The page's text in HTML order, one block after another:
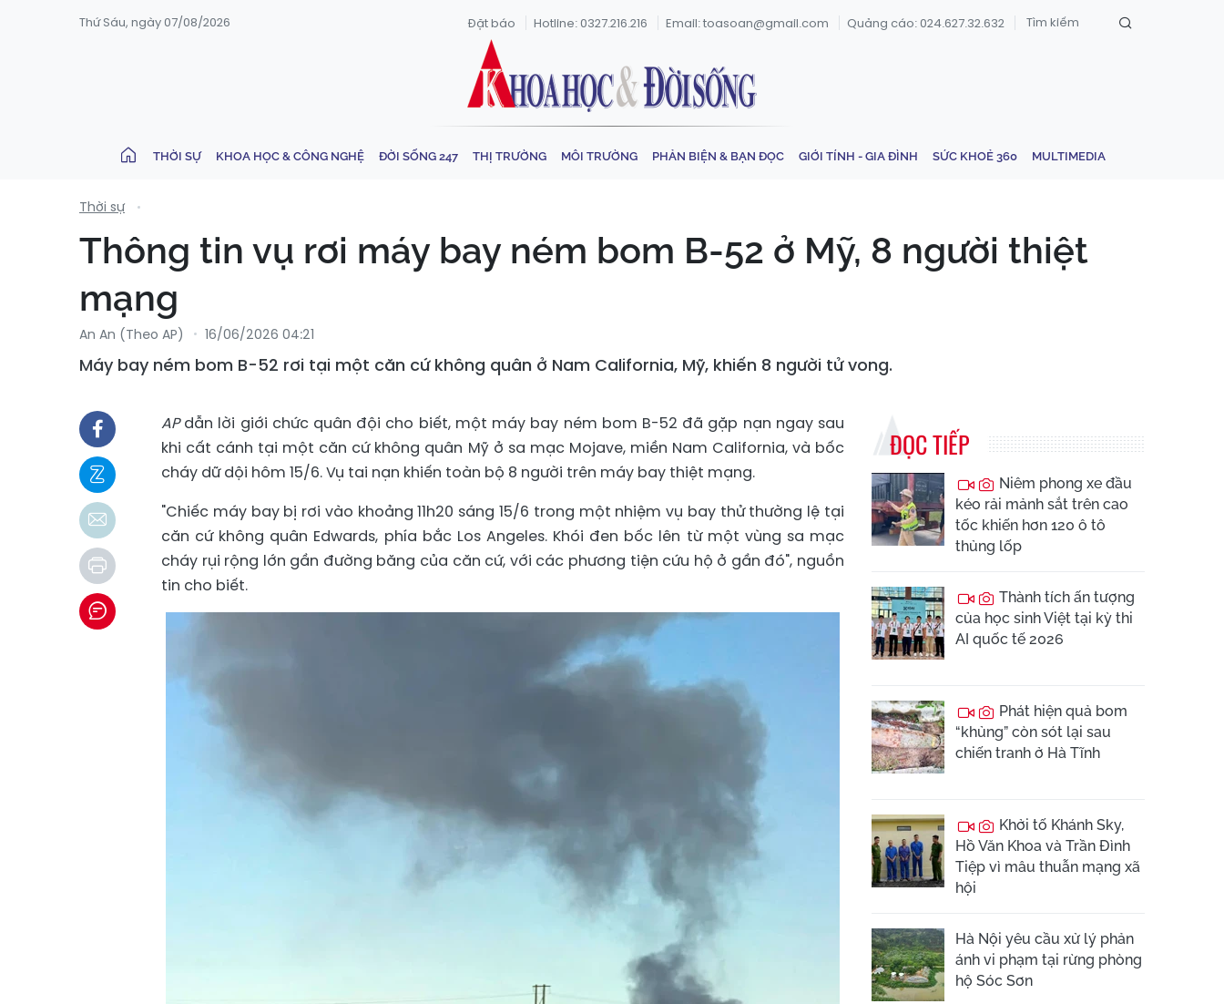
Thứ Sáu, ngày 07/08/2026 Đặt báo Hotline: 0327.216.216 Email: toasoan@gmail.com Quảng cáo: 024.627.32.632
THỜI SỰ KHOA HỌC & CÔNG NGHỆ ĐỜI SỐNG 247 THỊ TRƯỜNG MÔI TRƯỜNG PHẢN BIỆN & BẠN ĐỌC GIỚI TÍNH - GIA ĐÌNH SỨC KHOẺ 360 MULTIMEDIA
Thời sự
Thông tin vụ rơi máy bay ném bom B-52 ở Mỹ, 8 người thiệt
mạng
An An (Theo AP) 16/06/2026 04:21
Máy bay ném bom B-52 rơi tại một căn cứ không quân ở Nam California, Mỹ, khiến 8 người tử vong.
APdẫn lời giới chức quân đội cho biết, một máy bay ném bom B-52 đã gặp nạn ngay sau
khi cất cánh tại một căn cứ không quân Mỹ ở sa mạc Mojave, miền Nam California, và bốc
cháy dữ dội hôm 15/6. Vụ tai nạn khiến toàn bộ 8 người trên máy bay thiệt mạng.
"Chiếc máy bay bị rơi vào khoảng 11h20 sáng 15/6 trong một nhiệm vụ bay thử thường lệ tại
căn cứ không quân Edwards, phía bắc Los Angeles. Khói đen bốc lên từ một vùng sa mạc
cháy rụi rộng lớn gần đường băng của căn cứ, với các phương tiện cứu hộ ở gần đó", nguồn
tin cho biết.
ĐỌC TIẾP
Niêm phong xe đầu
kéo rải mảnh sắt trên cao
tốc khiến hơn 120 ô tô
thủng lốp
Thành tích ấn tượng
của học sinh Việt tại kỳ thi
AI quốc tế 2026
Phát hiện quả bom
“khủng” còn sót lại sau
chiến tranh ở Hà Tĩnh
Khởi tố Khánh Sky,
Hồ Văn Khoa và Trần Đình
Tiệp vì mâu thuẫn mạng xã
hội
Hà Nội yêu cầu xử lý phản
ánh vi phạm tại rừng phòng
hộ Sóc Sơn